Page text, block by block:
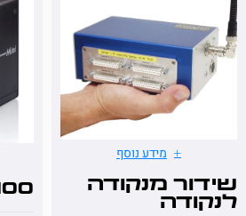
מידע נוסף
מנקודה